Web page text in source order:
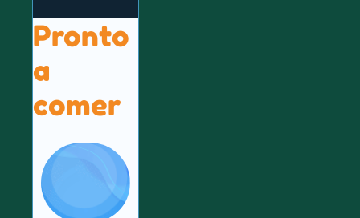
Pronto
a
comer